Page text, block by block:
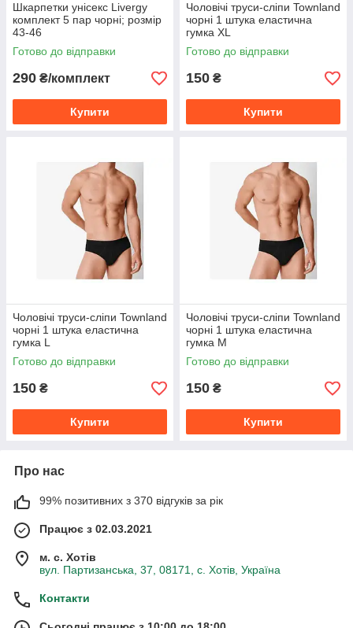
Шкарпетки унісекс Livergy
комплект 5 пар чорні; розмір
43-46
Готово до відправки
290 ₴/комплект
Купити
Чоловічі труси-сліпи Townland
чорні 1 штука еластична
гумка XL
Готово до відправки
150 ₴
Купити
Чоловічі труси-сліпи Townland
чорні 1 штука еластична
гумка L
Готово до відправки
150 ₴
Купити
Чоловічі труси-сліпи Townland
чорні 1 штука еластична
гумка M
Готово до відправки
150 ₴
Купити
Про нас
99% позитивних з 370 відгуків за рік
Працює з 02.03.2021
м. с. Хотів
вул. Партизанська, 37, 08171, с. Хотів, Україна
Контакти